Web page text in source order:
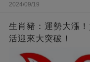
2024/09/19
生肖豬：運勢大漲
活迎來大突破！